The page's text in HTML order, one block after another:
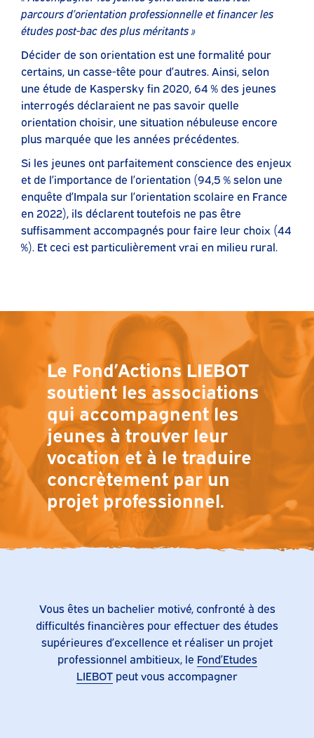
parcours d’orientation professionnelle et financer les
études post-bac des plus méritants »
Décider de son orientation est une formalité pour
certains, un casse-tête pour d’autres. Ainsi, selon
une étude de Kaspersky fin 2020, 64 % des jeunes
interrogés déclaraient ne pas savoir quelle
orientation choisir, une situation nébuleuse encore
plus marquée que les années précédentes.
Si les jeunes ont parfaitement conscience des enjeux
et de l’importance de l’orientation (94,5 % selon une
enquête d’Impala sur l’orientation scolaire en France
en 2022), ils déclarent toutefois ne pas être
suffisamment accompagnés pour faire leur choix (44
%). Et ceci est particulièrement vrai en milieu rural.
Le Fond’Actions LIEBOT
soutient les associations
qui accompagnent les
jeunes à trouver leur
vocation et à le traduire
concrètement par un
projet professionnel.
Vous êtes un bachelier motivé, confronté à des
difficultés financières pour effectuer des études
supérieures d’excellence et réaliser un projet
professionnel ambitieux, le Fond’Etudes
LIEBOT peut vous accompagner